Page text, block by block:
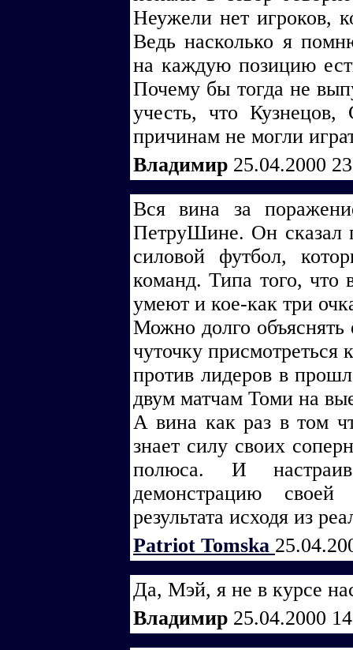
Неужели нет игроков,
Ведь насколько я
на каждую позицию
Почему бы тогда не
учесть, что
причинам не могли
Владимир 25.04.2000
Вся вина за
ПетруШине. Он сказал
силовой футбол,
команд. Типа того, что
умеют и кое-как три
Можно долго объяснять
чуточку присмотреться
против лидеров в
двум матчам Томи на
А вина как раз в том
знает силу своих
полюса. И
демонстрацию
результата исходя из
Patriot Tomska
Да, Мэй, я не в курсе
Владимир 25.04.2000